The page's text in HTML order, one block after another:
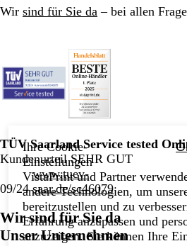
Wir sind für Sie da – bei allen
TÜV Saarland Service tested
Kundenurteil SEHR GUT
09/24
www.tuev-
saar.de/sc46079
Wir sind für Sie da
Unser Unternehmen
Ihre Cookie-
Einstellungen
VistaPrint und Partner
andere Technologien, um
bereitzustellen und zu
Erfahrung anzupassen und
anzuzeigen. Sie können Ihre